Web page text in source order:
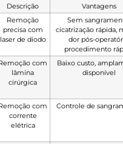
Descrição Vantagens
Remoção
precisa com
laser de diodo
Sem
cicatrização rápida,
dor pós-
procedimento
com
lâmina
cirúrgica
Baixo custo,
disponível
com
corrente
elétrica
Controle de